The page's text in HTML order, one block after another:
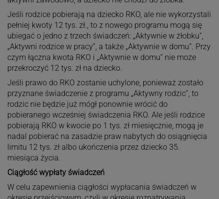
Jeśli rodzice pobierają na dziecko RKO, ale nie wykorzystali
pełniej kwoty 12 tys. zł., to z nowego programu mogą się
ubiegać o jedno z trzech świadczeń: „Aktywnie w żłobku”,
„Aktywni rodzice w pracy”, a także „Aktywnie w domu”. Przy
czym łączna kwota RKO i „Aktywnie w domu” nie może
przekroczyć 12 tys. zł na dziecko.
Jeśli prawo do RKO zostanie uchylone, ponieważ zostało
przyznane świadczenie z programu „Aktywny rodzic”, to
rodzic nie będzie już mógł ponownie wrócić do
pobieranego wcześniej świadczenia RKO. Ale jeśli rodzice
pobierają RKO w kwocie po 1 tys. zł miesięcznie, mogą je
nadal pobierać na zasadzie praw nabytych do osiągnięcia
limitu 12 tys. zł albo ukończenia przez dziecko 35.
miesiąca życia.
Ciągłość wypłaty świadczeń
W celu zapewnienia ciągłości wypłacania świadczeń w